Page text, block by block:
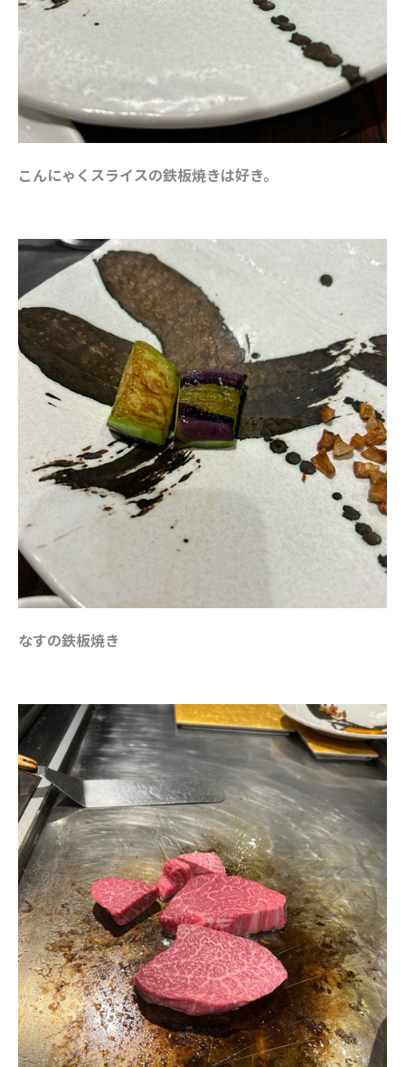
こんにゃくスライスの鉄板焼きは好き。
なすの鉄板焼き